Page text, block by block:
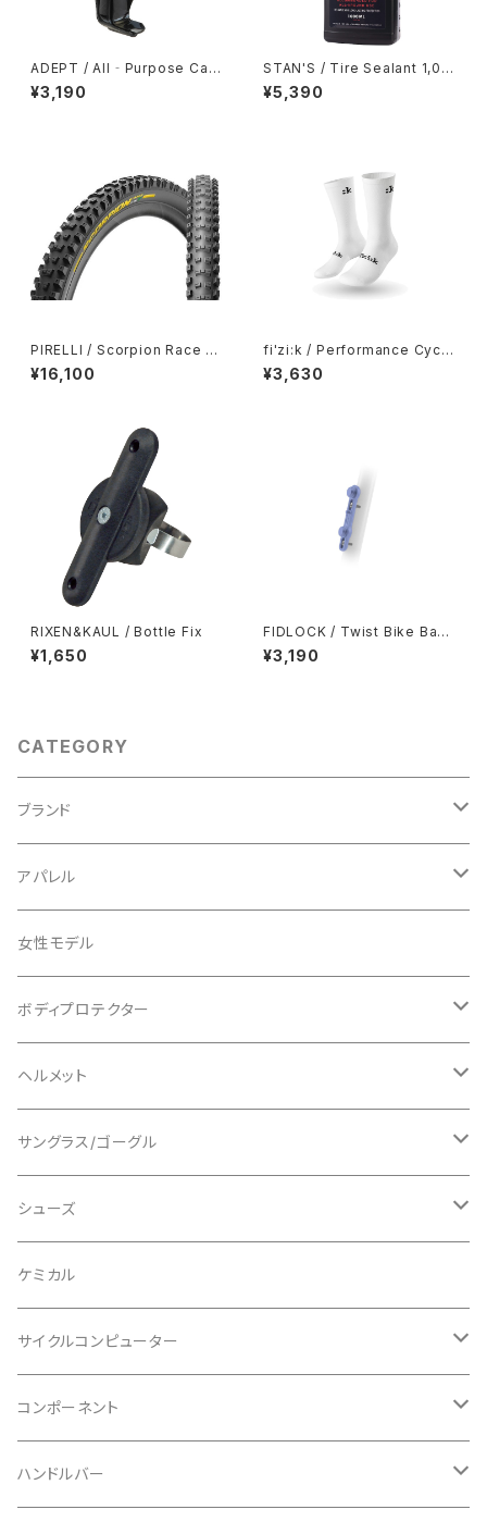
ADEPT / All‐Purpose Cag
e Black
¥3,190
STAN'S / Tire Sealant 1,00
0ml
¥5,390
PIRELLI / Scorpion Race En
duro M
¥16,100
fi'zi:k / Performance Cycli
ng Socks
¥3,630
RIXEN&KAUL / Bottle Fix
¥1,650
FIDLOCK / Twist Bike Base
/ Lilac
¥3,190
CATEGORY
ブランド
ABUS/アブス
ADEPT/アデプト
AENOMALY/アエノマリー
ALL MOUNTAIN STYLE
AVID/アヴィド
BAR MITTS/バーミッツ
BAZOOKA/バズーカ
BBB/ビービービー
BELL/ベル
BIKEHAND/バイクハンド
アパレル
Tシャツ
ジャージ
ロングスリーブ
ショートスリーブ
ジャケット
ショーツ
ビブタイプ
パンツ / タイツ
上下セット
グローブ
指切り
フルフィンガー
ソックス
シューズカバー
女性モデル
ボディプロテクター
エルボー/肘
ニー/膝
その他
ヘルメット
ロード
マウンテンバイク
フルフェイス
キッズ
サングラス/ゴーグル
アクセサリー
シューズ
ロード
グラベル
マウンテンバイク
フラットペダル用
インソール
ケミカル
サイクルコンピューター
ヘッドユニット
センサー
コンポーネント
カセットスプロケット
ハンドルバー